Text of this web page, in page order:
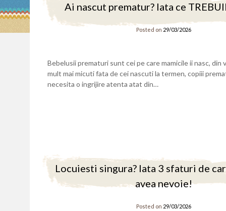
Ai nascut prematur? Iata ce
Posted on 29/03/2026
Bebelusii prematuri sunt cei pe care mamicile ii nasc,
mult mai micuti fata de cei nascuti la termen, copiii
necesita o ingrijire atenta atat din…
Locuiesti singura? Iata 3 sfaturi de
avea nevoie!
Posted on 29/03/2026